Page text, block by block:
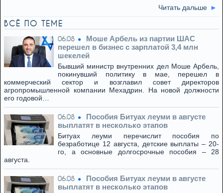
Читать дальше
ВСЁ ПО ТЕМЕ
06.08
Моше Арбель из партии ШАС
перешел в бизнес с зарплатой 3,4 млн
шекелей
Бывший министр внутренних дел Моше Арбель,
покинувший политику в мае, перешел в
коммерческий сектор и возглавил совет директоров
агропромышленной компании Мехадрин. На новой должности
его годовой…
06.08
Пособия Битуах леуми в августе
выплатят в несколько этапов
Битуах леуми перечислит пособия по
безработице 12 августа, детские выплаты – 20-
го, а основные долгосрочные пособия – 28
августа.
06.08
Пособия Битуах леуми в августе
выплатят в несколько этапов